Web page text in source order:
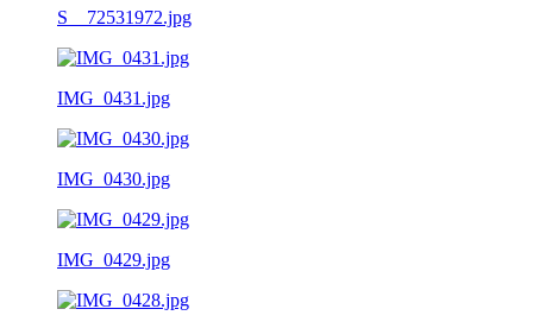
S__72531972.jpg
IMG_0431.jpg
IMG_0430.jpg
IMG_0429.jpg